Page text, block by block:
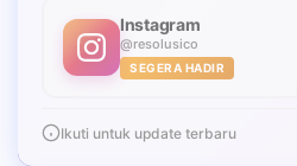
Instagram
@resolusico
SEGERA HADIR
Ikuti untuk update terbaru